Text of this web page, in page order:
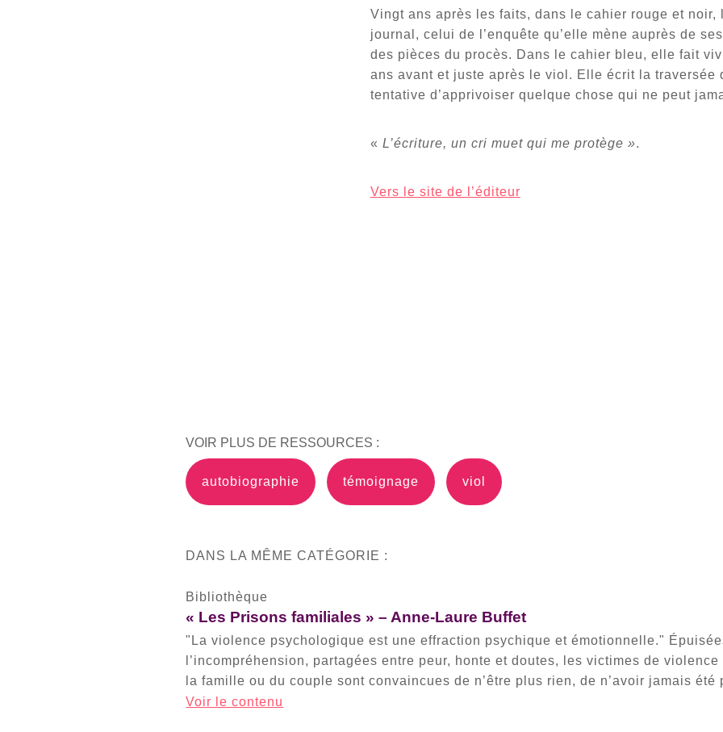
Vingt ans après les faits, dans le cahier rouge et noir,
journal, celui de l’enquête qu’elle mène auprès de
des pièces du procès. Dans le cahier bleu, elle fait
ans avant et juste après le viol. Elle écrit la traversée
tentative d’apprivoiser quelque chose qui ne peut
« L’écriture, un cri muet qui me protège ».
Vers le site de l’éditeur
VOIR PLUS DE RESSOURCES :
autobiographie témoignage viol
DANS LA MÊME CATÉGORIE :
Bibliothèque
« Les Prisons familiales » – Anne-Laure Buffet
"La violence psychologique est une effraction psychique et émotionnelle."
l’incompréhension, partagées entre peur, honte et doutes, les victimes de
la famille ou du couple sont convaincues de n’être plus rien, de n’avoir jamais été
Voir le contenu